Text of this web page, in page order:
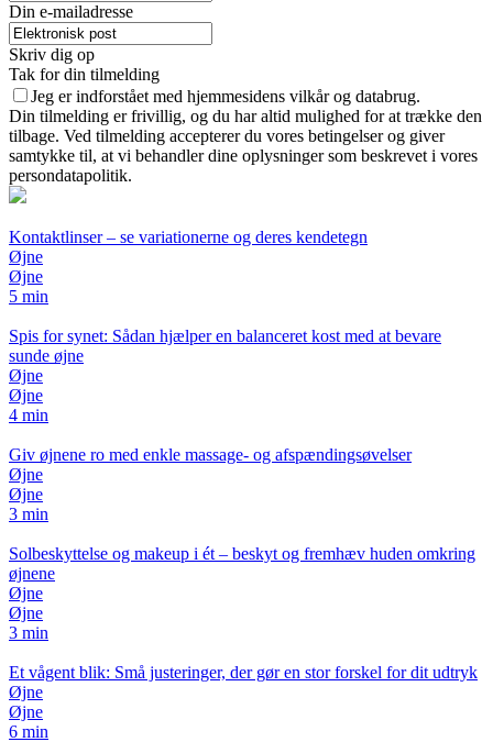
Din e-mailadresse
Skriv dig op
Tak for din tilmelding
Jeg er indforstået med hjemmesidens vilkår og databrug.
Din tilmelding er frivillig, og du har altid mulighed for at trække den
tilbage. Ved tilmelding accepterer du vores betingelser og giver
samtykke til, at vi behandler dine oplysninger som beskrevet i vores
persondatapolitik.
Kontaktlinser – se variationerne og deres kendetegn
Øjne
Øjne
5 min
Spis for synet: Sådan hjælper en balanceret kost med at bevare
sunde øjne
Øjne
Øjne
4 min
Giv øjnene ro med enkle massage- og afspændingsøvelser
Øjne
Øjne
3 min
Solbeskyttelse og makeup i ét – beskyt og fremhæv huden omkring
øjnene
Øjne
Øjne
3 min
Et vågent blik: Små justeringer, der gør en stor forskel for dit udtryk
Øjne
Øjne
6 min